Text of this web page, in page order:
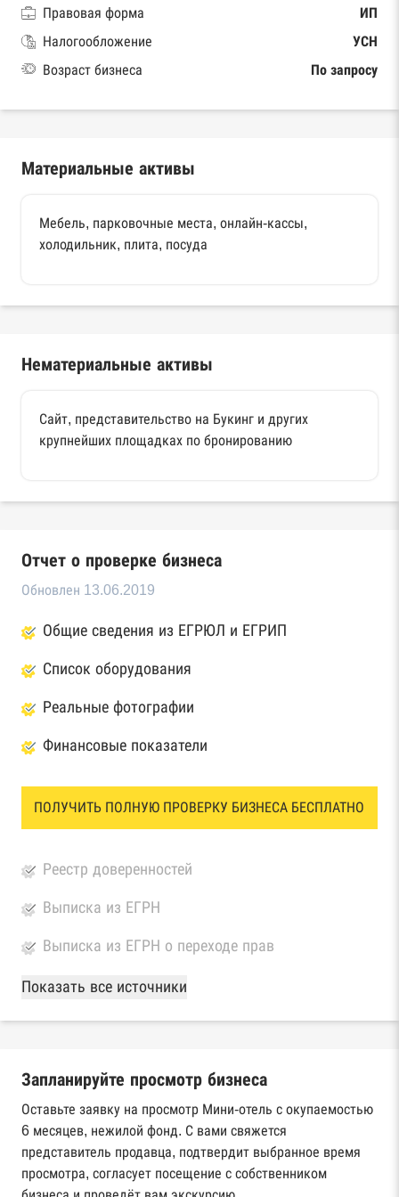
Правовая форма
ИП
Налогообложение
УСН
Возраст бизнеса
По запросу
Материальные активы
Мебель, парковочные места, онлайн-кассы,
холодильник, плита, посуда
Нематериальные активы
Сайт, представительство на Букинг и других
крупнейших площадках по бронированию
Отчет о проверке бизнеса
Обновлен 13.06.2019
Общие сведения из ЕГРЮЛ и ЕГРИП
Список оборудования
Реальные фотографии
Финансовые показатели
ПОЛУЧИТЬ ПОЛНУЮ ПРОВЕРКУ БИЗНЕСА БЕСПЛАТНО
Реестр доверенностей
Выписка из ЕГРН
Выписка из ЕГРН о переходе прав
База Росстата
Реестры ЕГРЮЛ и ЕГРИП Федеральной
Реестр государственных контрактов
Федерального казначейства
Картотека арбитражных дел Высшего
арбитражного суда
Показать все источники
Запланируйте просмотр бизнеса
Оставьте заявку на просмотр Мини-отель с окупаемостью
6 месяцев, нежилой фонд. С вами свяжется
представитель продавца, подтвердит выбранное время
просмотра, согласует посещение с собственником